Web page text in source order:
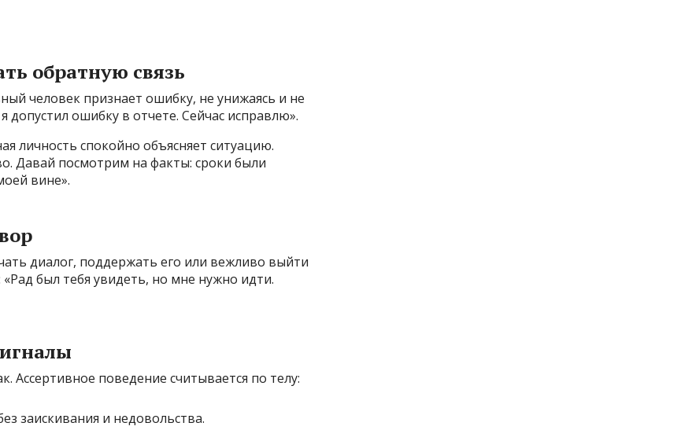
обратную связь
человек признает ошибку, не унижаясь и не
ошибку в отчете. Сейчас исправлю».
личность спокойно объясняет ситуацию.
Давай посмотрим на факты: сроки были
вине».
диалог, поддержать его или вежливо выйти
был тебя увидеть, но мне нужно идти.
Ассертивное поведение считывается по телу:
заискивания и недовольства.